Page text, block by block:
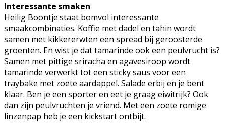
Interessante smaken
Heilig Boontje staat bomvol interessante
smaakcombinaties. Koffie met dadel en tahin wordt
samen met kikkererwten een spread bij geroosterde
groenten. En wist je dat tamarinde ook een peulvrucht is?
Samen met pittige sriracha en agavesiroop wordt
tamarinde verwerkt tot een sticky saus voor een
traybake met zoete aardappel. Salade erbij en je bent
klaar. Ben je een sporter en eet je graag eiwitrijk? Ook
dan zijn peulvruchten je vriend. Met een zoete romige
linzenpap heb je een kickstart ontbijt.